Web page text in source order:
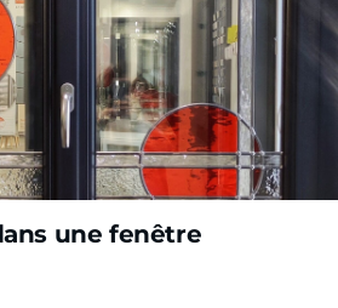
une fenêtre